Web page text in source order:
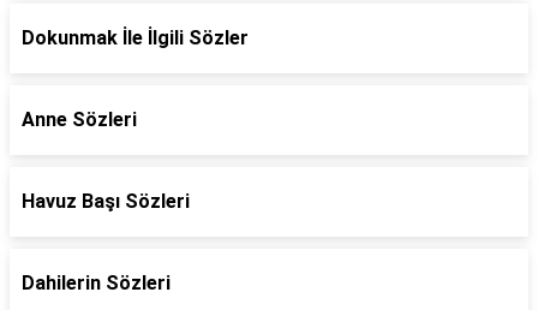
Dokunmak İle İlgili Sözler
Anne Sözleri
Havuz Başı Sözleri
Dahilerin Sözleri